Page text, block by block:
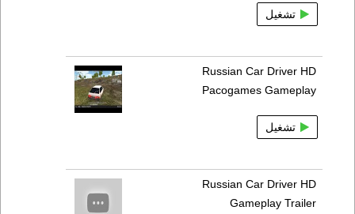
تشغيل
Russian Car Driver HD
Pacogames Gameplay
تشغيل
Russian Car Driver HD
Gameplay Trailer